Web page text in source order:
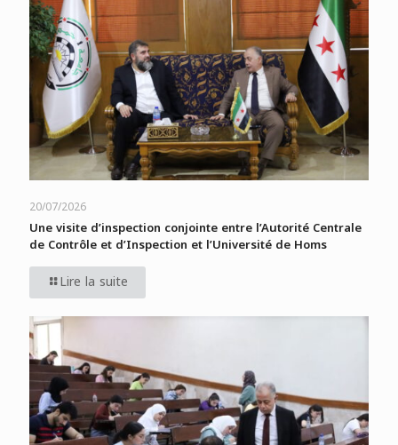
20/07/2026
Une visite d’inspection conjointe entre l’Autorité Centrale
de Contrôle et d’Inspection et l’Université de Homs
Lire la suite